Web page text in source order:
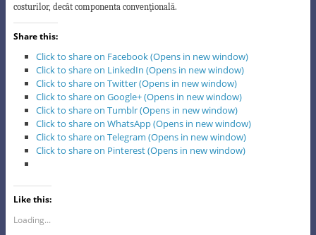
costurilor, decât componenta convenţională.
Share this:
Click to share on Facebook (Opens in new window)
Click to share on LinkedIn (Opens in new window)
Click to share on Twitter (Opens in new window)
Click to share on Google+ (Opens in new window)
Click to share on Tumblr (Opens in new window)
Click to share on WhatsApp (Opens in new window)
Click to share on Telegram (Opens in new window)
Click to share on Pinterest (Opens in new window)
Like this:
Loading...